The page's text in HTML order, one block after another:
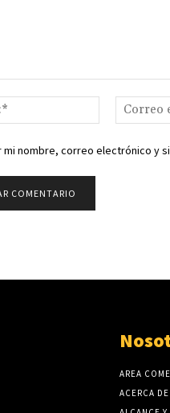
Nombre:*
mi nombre, correo electrónico y
AREA
ACERCA